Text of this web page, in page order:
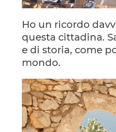
Ho un ricordo
questa cittadina.
e di storia, come
mondo.